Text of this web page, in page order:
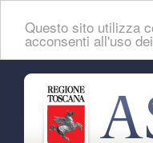
Questo sito utilizza
acconsenti all'uso